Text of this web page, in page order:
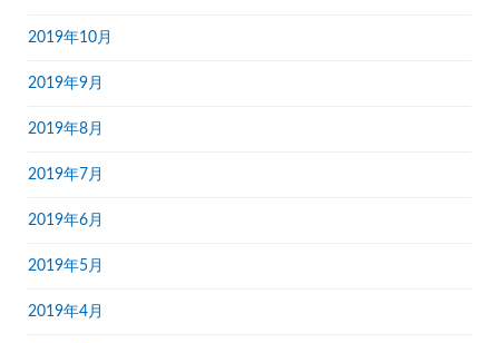
2019年10月
2019年9月
2019年8月
2019年7月
2019年6月
2019年5月
2019年4月